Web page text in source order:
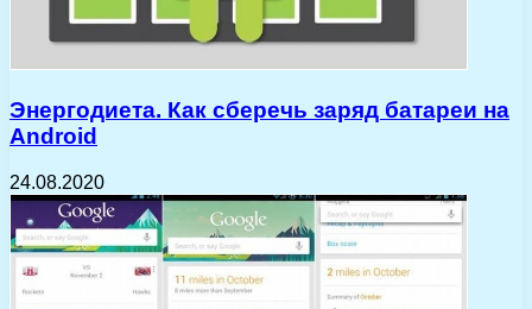
Энергодиета. Как сберечь заряд батареи на
Android
24.08.2020